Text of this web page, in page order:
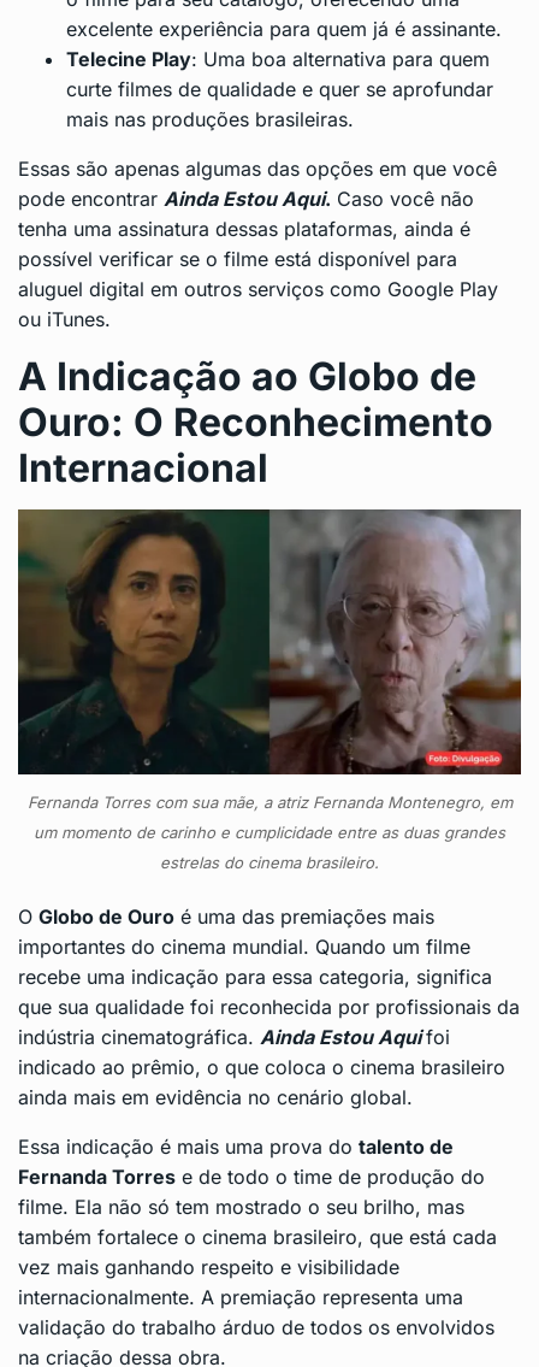
excelente experiência para quem já é assinante.
Telecine Play: Uma boa alternativa para quem
curte filmes de qualidade e quer se aprofundar
mais nas produções brasileiras.
Essas são apenas algumas das opções em que você
pode encontrar Ainda Estou Aqui. Caso você não
tenha uma assinatura dessas plataformas, ainda é
possível verificar se o filme está disponível para
aluguel digital em outros serviços como Google Play
ou iTunes.
A Indicação ao Globo de
Ouro: O Reconhecimento
Internacional
Fernanda Torres com sua mãe, a atriz Fernanda Montenegro, em
um momento de carinho e cumplicidade entre as duas grandes
estrelas do cinema brasileiro.
O Globo de Ouro é uma das premiações mais
importantes do cinema mundial. Quando um filme
recebe uma indicação para essa categoria, significa
que sua qualidade foi reconhecida por profissionais da
indústria cinematográfica. Ainda Estou Aqui foi
indicado ao prêmio, o que coloca o cinema brasileiro
ainda mais em evidência no cenário global.
Essa indicação é mais uma prova do talento de
Fernanda Torres e de todo o time de produção do
filme. Ela não só tem mostrado o seu brilho, mas
também fortalece o cinema brasileiro, que está cada
vez mais ganhando respeito e visibilidade
internacionalmente. A premiação representa uma
validação do trabalho árduo de todos os envolvidos
na criação dessa obra.